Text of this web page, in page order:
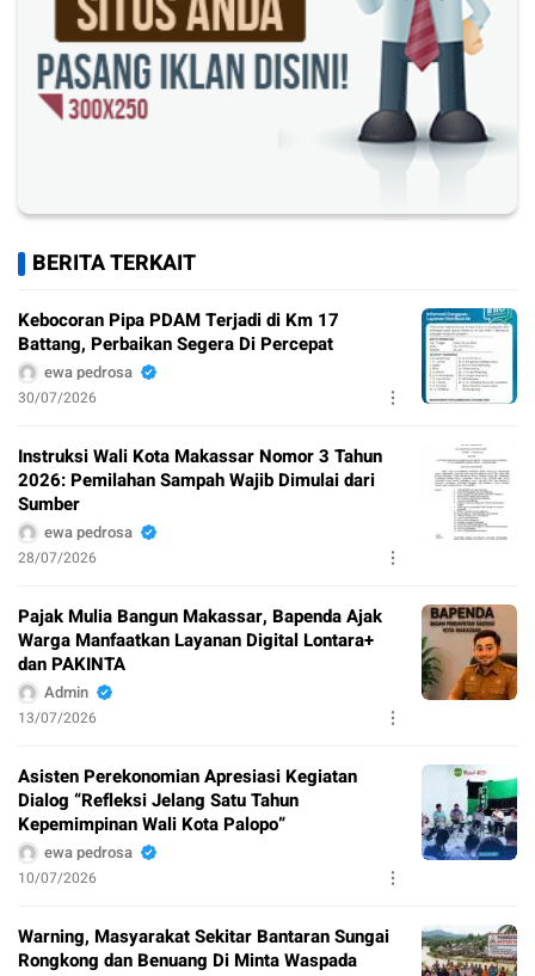
BERITA TERKAIT
Kebocoran Pipa PDAM Terjadi di Km 17
Battang, Perbaikan Segera Di Percepat
ewa pedrosa
30/07/2026
Instruksi Wali Kota Makassar Nomor 3 Tahun
2026: Pemilahan Sampah Wajib Dimulai dari
Sumber
ewa pedrosa
28/07/2026
Pajak Mulia Bangun Makassar, Bapenda Ajak
Warga Manfaatkan Layanan Digital Lontara+
dan PAKINTA
Admin
13/07/2026
Asisten Perekonomian Apresiasi Kegiatan
Dialog “Refleksi Jelang Satu Tahun
Kepemimpinan Wali Kota Palopo”
ewa pedrosa
10/07/2026
Warning, Masyarakat Sekitar Bantaran Sungai
Rongkong dan Benuang Di Minta Waspada